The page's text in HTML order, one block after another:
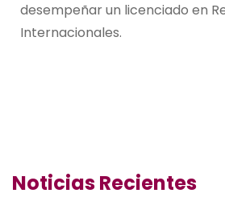
desempeñar un licenciado en
Internacionales.
Noticias Recientes